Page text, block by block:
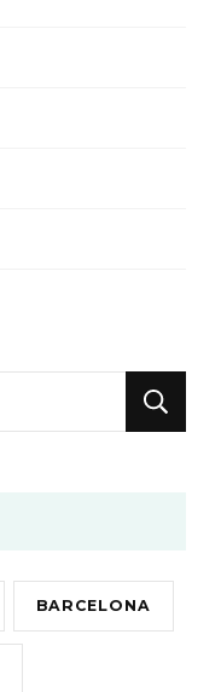
BARCELONA